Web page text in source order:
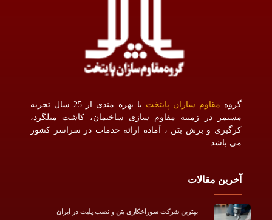
گروه مقاوم سازان پایتخت
با بهره مندی از 25 سال تجربه
مستمر در زمینه مقاوم سازی ساختمان، کاشت میلگرد،
کرگیری و برش بتن ، آماده ارائه خدمات در سراسر کشور
می باشد.
آخرین مقالات
بهترین شرکت سوراخکاری بتن و نصب پلیت در ایران